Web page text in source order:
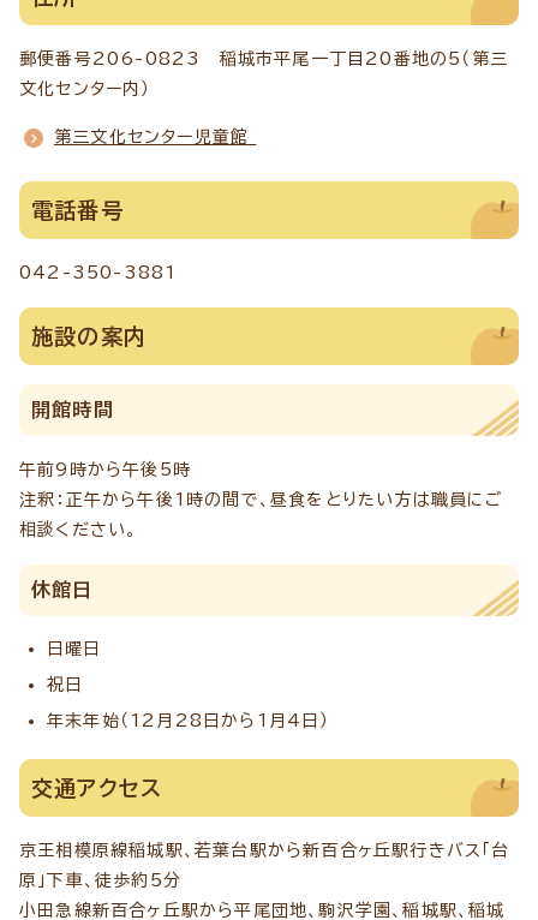
郵便番号206-0823 稲城市平尾一丁目20番地の5（第三
文化センター内）
第三文化センター児童館
電話番号
042-350-3881
施設の案内
開館時間
午前9時から午後5時
注釈：正午から午後1時の間で、昼食をとりたい方は職員にご
相談ください。
休館日
日曜日
祝日
年末年始（12月28日から1月4日）
交通アクセス
京王相模原線稲城駅、若葉台駅から新百合ヶ丘駅行きバス「台
原」下車、徒歩約5分
小田急線新百合ヶ丘駅から平尾団地、駒沢学園、稲城駅、稲城